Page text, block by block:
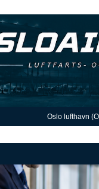
Oslo lufthavn